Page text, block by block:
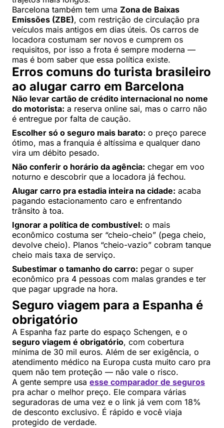
Barcelona também tem uma Zona de Baixas
Emissões (ZBE), com restrição de circulação pra
veículos mais antigos em dias úteis. Os carros de
locadora costumam ser novos e cumprem os
requisitos, por isso a frota é sempre moderna —
mas é bom saber que essa política existe.
Erros comuns do turista brasileiro
ao alugar carro em Barcelona
Não levar cartão de crédito internacional no nome
do motorista: a reserva online sai, mas o carro não
é entregue por falta de caução.
Escolher só o seguro mais barato: o preço parece
ótimo, mas a franquia é altíssima e qualquer dano
vira um débito pesado.
Não conferir o horário da agência: chegar em voo
noturno e descobrir que a locadora já fechou.
Alugar carro pra estadia inteira na cidade: acaba
pagando estacionamento caro e enfrentando
trânsito à toa.
Ignorar a política de combustível: o mais
econômico costuma ser “cheio-cheio” (pega cheio,
devolve cheio). Planos “cheio-vazio” cobram tanque
cheio mais taxa de serviço.
Subestimar o tamanho do carro: pegar o super
econômico pra 4 pessoas com malas grandes e ter
que pagar upgrade na hora.
Seguro viagem para a Espanha é
obrigatório
A Espanha faz parte do espaço Schengen, e o
seguro viagem é obrigatório, com cobertura
mínima de 30 mil euros. Além de ser exigência, o
atendimento médico na Europa custa muito caro pra
quem não tem proteção — não vale o risco.
A gente sempre usa esse comparador de seguros
pra achar o melhor preço. Ele compara várias
seguradoras de uma vez e o link já vem com 18%
de desconto exclusivo. É rápido e você viaja
protegido de verdade.